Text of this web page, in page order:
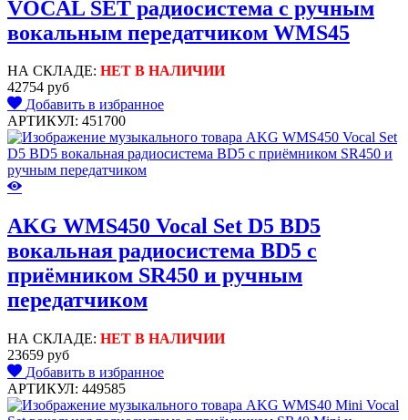
VOCAL SET радиосистема с ручным
вокальным передатчиком WMS45
НА СКЛАДЕ: НЕТ В НАЛИЧИИ
42754 руб
Добавить в избранное
АРТИКУЛ: 451700
AKG WMS450 Vocal Set D5 BD5
вокальная радиосистема BD5 с
приёмником SR450 и ручным
передатчиком
НА СКЛАДЕ: НЕТ В НАЛИЧИИ
23659 руб
Добавить в избранное
АРТИКУЛ: 449585